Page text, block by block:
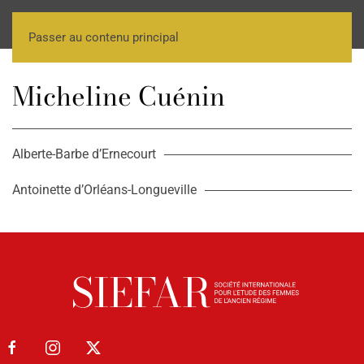
Passer au contenu principal
Micheline Cuénin
Alberte-Barbe d’Ernecourt
Antoinette d’Orléans-Longueville